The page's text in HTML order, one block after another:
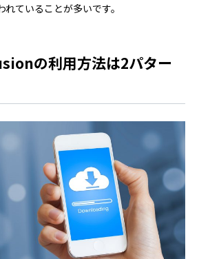
ていることが多いです。
の利用方法は2パター